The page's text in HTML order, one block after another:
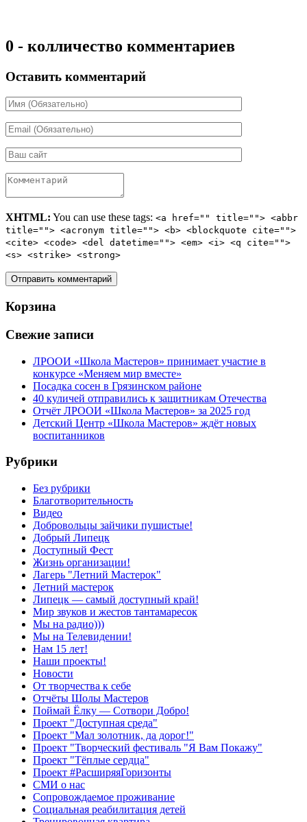
0 - колличество комментариев
Оставить комментарий
XHTML: You can use these tags: <a href="" title=""> <abbr
title=""> <acronym title=""> <b> <blockquote cite="">
<cite> <code> <del datetime=""> <em> <i> <q cite="">
<s> <strike> <strong>
Корзина
Свежие записи
ЛРООИ «Школа Мастеров» принимает участие в
конкурсе «Меняем мир вместе»
Посадка сосен в Грязинском районе
40 куличей отправились к защитникам Отечества
Отчёт ЛРООИ «Школа Мастеров» за 2025 год
Детский Центр «Школа Мастеров» ждёт новых
воспитанников
Рубрики
Без рубрики
Благотворительность
Видео
Добровольцы зайчики пушистые!
Добрый Липецк
Доступный Фест
Жизнь организации!
Лагерь "Летний Мастерок"
Летний мастерок
Липецк — самый доступный край!
Мир звуков и жестов тантамаресок
Мы на радио)))
Мы на Телевидении!
Нам 15 лет!
Наши проекты!
Новости
От творчества к себе
Отчёты Шолы Мастеров
Поймай Ёлку — Сотвори Добро!
Проект "Доступная среда"
Проект "Мал золотник, да дорог!"
Проект "Творческий фестиваль "Я Вам Покажу"
Проект "Тёплые сердца"
Проект #РасширяяГоризонты
СМИ о нас
Сопровождаемое проживание
Социальная реабилитация детей